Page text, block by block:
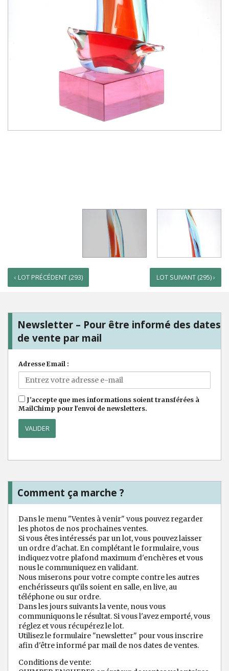
‹ LOT PRÉCÉDENT (293) LOT SUIVANT (295) ›
Newsletter – Pour être informé des dates
de vente par mail
Adresse Email :
J'accepte que mes informations soient transférées à
MailChimp pour l'envoi de newsletters.
Comment ça marche ?
Dans le menu "Ventes à venir" vous pouvez regarder
les photos de nos prochaines ventes.
Si vous êtes intéressés par un lot, vous pouvez laisser
un ordre d'achat. En complétant le formulaire, vous
indiquez votre plafond maximum d'enchères et vous
nous le communiquez en validant.
Nous miserons pour votre compte contre les autres
enchérisseurs qu'ils soient en salle, en live, au
téléphone ou sur ordre.
Dans les jours suivants la vente, nous vous
communiquons le résultat. Si vous l'avez emporté, vous
réglez et vous récupérez le lot.
Utilisez le formulaire "newsletter" pour vous inscrire
afin d'être informé par mail de nos dates de ventes.
Conditions de vente: